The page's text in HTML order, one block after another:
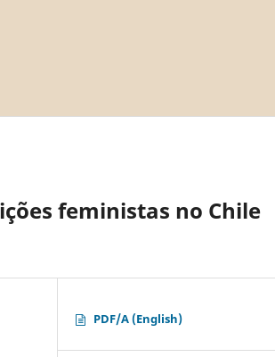
feministas no Chile
PDF/A (English)